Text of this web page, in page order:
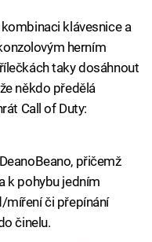
klávesnice a
herním
taky dosáhnout
někdo předělá
Call of Duty:
přičemž
k pohybu jedním
míření či přepínání
činelu.